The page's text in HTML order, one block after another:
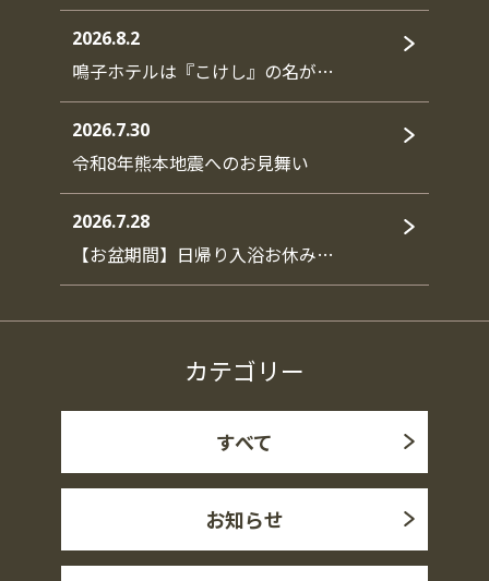
2026.8.2
鳴子ホテルは『こけし』の名が…
2026.7.30
令和8年熊本地震へのお見舞い
2026.7.28
【お盆期間】日帰り入浴お休み…
カテゴリー
すべて
お知らせ